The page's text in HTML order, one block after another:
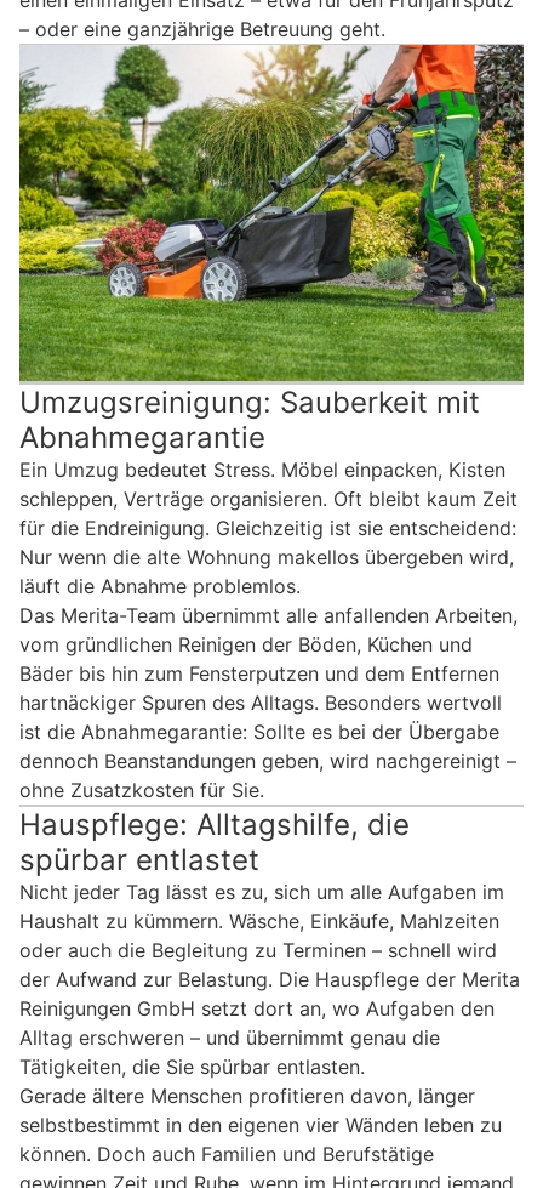
– oder eine ganzjährige Betreuung geht.
Umzugsreinigung: Sauberkeit mit
Abnahmegarantie
Ein Umzug bedeutet Stress. Möbel einpacken, Kisten
schleppen, Verträge organisieren. Oft bleibt kaum Zeit
für die Endreinigung. Gleichzeitig ist sie entscheidend:
Nur wenn die alte Wohnung makellos übergeben wird,
läuft die Abnahme problemlos.
Das Merita-Team übernimmt alle anfallenden Arbeiten,
vom gründlichen Reinigen der Böden, Küchen und
Bäder bis hin zum Fensterputzen und dem Entfernen
hartnäckiger Spuren des Alltags. Besonders wertvoll
ist die Abnahmegarantie: Sollte es bei der Übergabe
dennoch Beanstandungen geben, wird nachgereinigt –
ohne Zusatzkosten für Sie.
Hauspflege: Alltagshilfe, die
spürbar entlastet
Nicht jeder Tag lässt es zu, sich um alle Aufgaben im
Haushalt zu kümmern. Wäsche, Einkäufe, Mahlzeiten
oder auch die Begleitung zu Terminen – schnell wird
der Aufwand zur Belastung. Die Hauspflege der Merita
Reinigungen GmbH setzt dort an, wo Aufgaben den
Alltag erschweren – und übernimmt genau die
Tätigkeiten, die Sie spürbar entlasten.
Gerade ältere Menschen profitieren davon, länger
selbstbestimmt in den eigenen vier Wänden leben zu
können. Doch auch Familien und Berufstätige
gewinnen Zeit und Ruhe, wenn im Hintergrund jemand